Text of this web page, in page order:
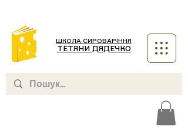
ШКОЛА СИРОВАРІННЯ
ТЕТЯНИ ДЯДЕЧКО